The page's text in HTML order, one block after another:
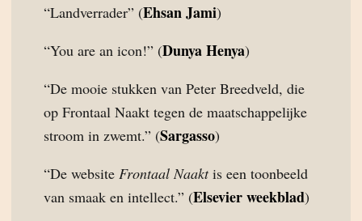
“Landverrader” (Ehsan Jami)
“You are an icon!” (Dunya Henya)
“De mooie stukken van Peter Breedveld, die
op Frontaal Naakt tegen de maatschappelijke
stroom in zwemt.” (Sargasso)
“De website Frontaal Naaktis een toonbeeld
van smaak en intellect.” (Elsevier weekblad)